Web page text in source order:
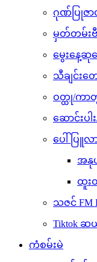
ဂုဏ်ပြုဇာ
မှတ်တမ်းဗီ
မွေးနေ့ဆုတ
သီချင်းတေ
ဝတ္ထု/ကာတွ
ဆောင်းပါး
ပေါ်ပြူလ
အနု
ထူးထူ
သဇင် FM
Tiktok ဆ
ကံစမ်းမဲ